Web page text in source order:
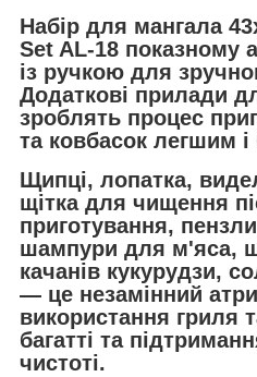
Набір для мангала
Set AL-18 показному
із ручкою для
Додаткові прилади
зроблять процес
та ковбасок легшим
Щипці, лопатка,
щітка для чищення
приготування,
шампури для м'яса,
качанів кукурудзи,
— це незамінний
використання гриля
багатті та
чистоті.